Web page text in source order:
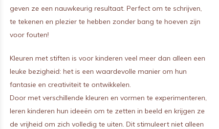
geven ze een nauwkeurig resultaat. Perfect om te schrijven,
te tekenen en plezier te hebben zonder bang te hoeven zijn
voor fouten!
Kleuren met stiften is voor kinderen veel meer dan alleen een
leuke bezigheid: het is een waardevolle manier om hun
fantasie en creativiteit te ontwikkelen.
Door met verschillende kleuren en vormen te experimenteren,
leren kinderen hun ideeën om te zetten in beeld en krijgen ze
de vrijheid om zich volledig te uiten. Dit stimuleert niet alleen